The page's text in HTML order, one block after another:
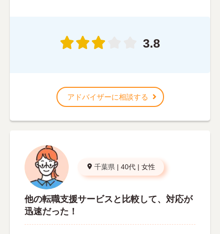
3.8
アドバイザーに相談する
千葉県 | 40代 | 女性
他の転職支援サービスと比較して、対応が
迅速だった！